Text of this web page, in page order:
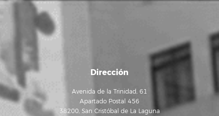
Dirección
Avenida de la Trinidad, 61
Apartado Postal 456
38200, San Cristóbal de La Laguna